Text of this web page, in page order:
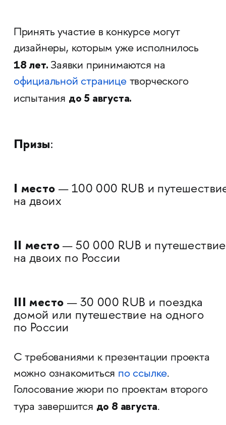
Принять участие в конкурсе могут
дизайнеры, которым уже исполнилось
18 лет.Заявки принимаются на
официальной страницетворческого
испытания до 5 августа.
Призы:
I место— 100 000 RUB и
на двоих
II место— 50 000 RUB и путешествие
на двоих по России
III место — 30 000 RUB и поездка
домой или путешествие на одного
по России
С требованиями к презентации проекта
можно ознакомиться по ссылке.
Голосование жюри по проектам второго
тура завершится до 8 августа.